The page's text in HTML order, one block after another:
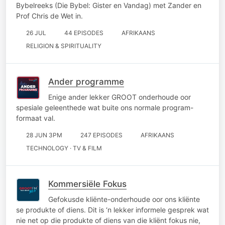
Bybelreeks (Die Bybel: Gister en Vandag) met Zander en
Prof Chris de Wet in.
26 JUL 44 EPISODES
AFRIKAANS
RELIGION & SPIRITUALITY
Ander programme
Enige ander lekker GROOT onderhoude oor
spesiale geleenthede wat buite ons normale program-
formaat val.
28 JUN 3PM 247 EPISODES
AFRIKAANS
TECHNOLOGY · TV & FILM
Kommersiële Fokus
Gefokusde kliënte-onderhoude oor ons kliënte
se produkte of diens. Dit is ‘n lekker informele gesprek wat
nie net op die produkte of diens van die kliënt fokus nie,